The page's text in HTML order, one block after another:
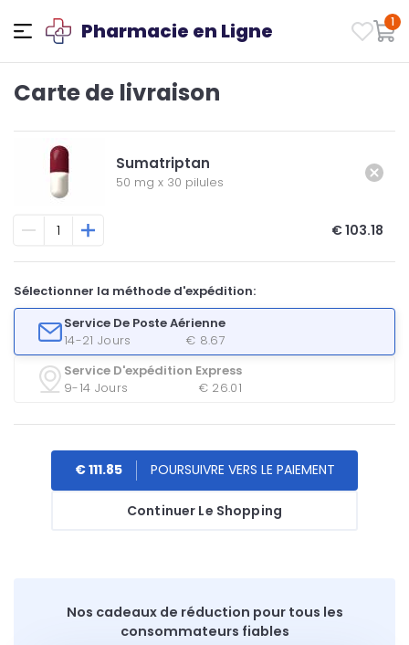
Pharmacie en Ligne 1
Carte de livraison
Sumatriptan
50 mg x 30 pilules
€ 103.18
Sélectionner la méthode d'expédition:
Service De Poste Aérienne
14-21 Jours
€ 8.67
Service D'expédition Express
9-14 Jours
€ 26.01
Continuer Le Shopping
€ 111.85
Nos cadeaux de réduction pour tous les
consommateurs fiables